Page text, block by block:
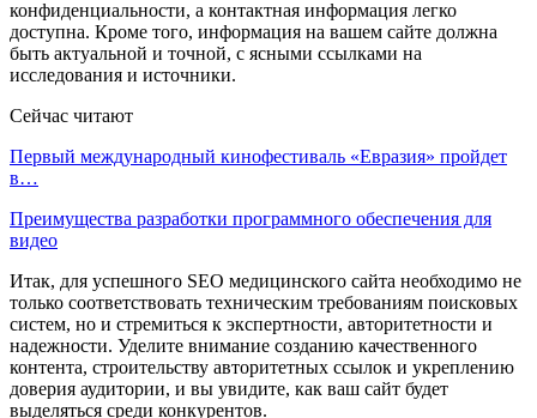
конфиденциальности, а контактная информация легко
доступна. Кроме того, информация на вашем сайте должна
быть актуальной и точной, с ясными ссылками на
исследования и источники.
Сейчас читают
Первый международный кинофестиваль «Евразия» пройдет
в…
Преимущества разработки программного обеспечения для
видео
Итак, для успешного SEO медицинского сайта необходимо не
только соответствовать техническим требованиям поисковых
систем, но и стремиться к экспертности, авторитетности и
надежности. Уделите внимание созданию качественного
контента, строительству авторитетных ссылок и укреплению
доверия аудитории, и вы увидите, как ваш сайт будет
выделяться среди конкурентов.